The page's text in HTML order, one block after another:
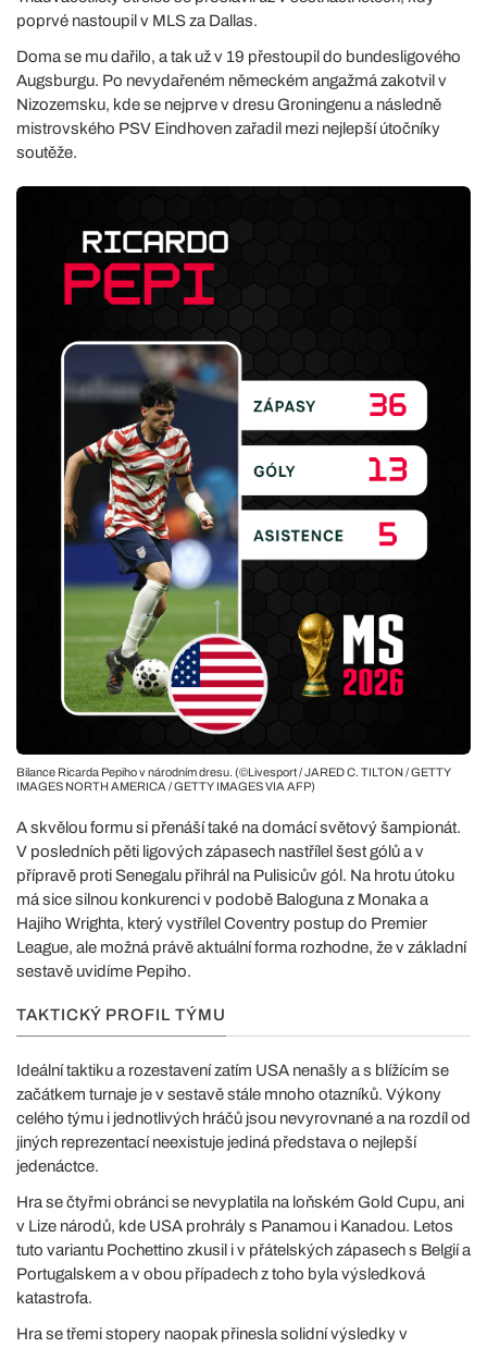
poprvé nastoupil v MLS za Dallas.
Doma se mu dařilo, a tak už v 19 přestoupil do bundesligového
Augsburgu. Po nevydařeném německém angažmá zakotvil v
Nizozemsku, kde se nejprve v dresu Groningenu a následně
mistrovského PSV Eindhoven zařadil mezi nejlepší útočníky
soutěže.
Bilance Ricarda Pepiho v národním dresu. (©Livesport / JARED C. TILTON / GETTY
IMAGES NORTH AMERICA / GETTY IMAGES VIA AFP)
A skvělou formu si přenáší také na domácí světový šampionát.
V posledních pěti ligových zápasech nastřílel šest gólů a v
přípravě proti Senegalu přihrál na Pulisicův gól. Na hrotu útoku
má sice silnou konkurenci v podobě Baloguna z Monaka a
Hajiho Wrighta, který vystřílel Coventry postup do Premier
League, ale možná právě aktuální forma rozhodne, že v základní
sestavě uvidíme Pepiho.
TAKTICKÝ PROFIL TÝMU
Ideální taktiku a rozestavení zatím USA nenašly a s blížícím se
začátkem turnaje je v sestavě stále mnoho otazníků. Výkony
celého týmu i jednotlivých hráčů jsou nevyrovnané a na rozdíl od
jiných reprezentací neexistuje jediná představa o nejlepší
jedenáctce.
Hra se čtyřmi obránci se nevyplatila na loňském Gold Cupu, ani
v Lize národů, kde USA prohrály s Panamou i Kanadou. Letos
tuto variantu Pochettino zkusil i v přátelských zápasech s Belgií a
Portugalskem a v obou případech z toho byla výsledková
katastrofa.
Hra se třemi stopery naopak přinesla solidní výsledky v